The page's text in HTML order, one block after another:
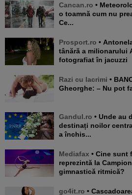
Cancan.ro • Meteorologii Accuweather anunță
o toamnă cum nu
Ce...
Prosport.ro • Antonela Pătruț, iubita mult mai
tânără a milionarului
fotografiat în jacuzzi
Razi cu lacrimi • BANCUL ZILEI. Badea
Gheorghe: – Nu pot
Gandul.ro • Unde au dispărut banii din PNRR
destinați noilor
a închis...
Mediafax • Cine sunt femeile care ne
reprezintă la
gimnastică ritmică?
go4it.ro • Cascadoarea de 137 cm care a fost